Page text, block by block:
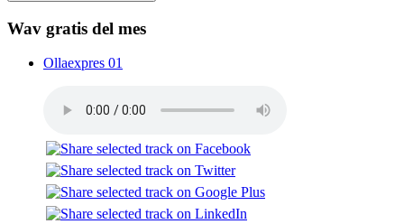
Wav gratis del mes
Ollaexpres 01